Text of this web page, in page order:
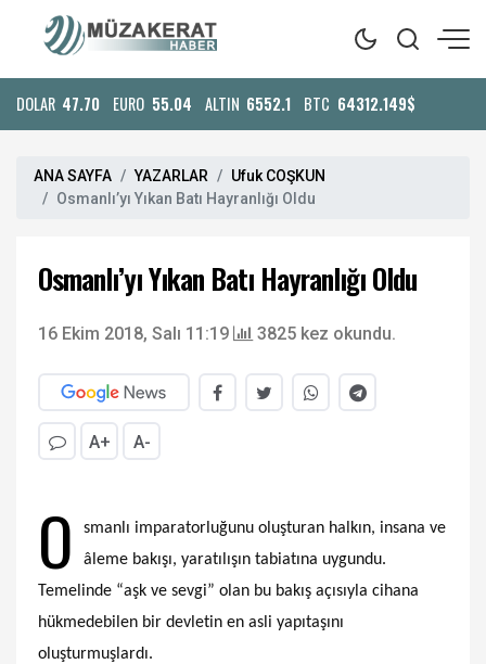
DOLAR 47.70 EURO 55.04 ALTIN 6552.1 BTC 64312.149$
ANA SAYFA YAZARLAR
Ufuk COŞKUN
Osmanlı’yı Yıkan Batı Hayranlığı Oldu
Osmanlı’yı Yıkan Batı Hayranlığı Oldu
16 Ekim 2018, Salı 11:19 3825 kez okundu.
A+ A-
O
smanlı imparatorluğunu oluşturan halkın, insana ve
âleme bakışı, yaratılışın tabiatına uygundu.
Temelinde “aşk ve sevgi” olan bu bakış açısıyla cihana
hükmedebilen bir devletin en asli yapıtaşını
oluşturmuşlardı.